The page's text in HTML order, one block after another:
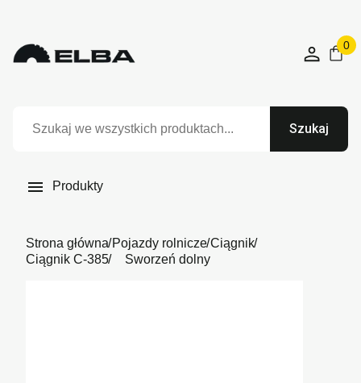
0
Szukaj
 Produkty
Strona główna Pojazdy rolnicze Ciągnik
Ciągnik C-385
Sworzeń dolny